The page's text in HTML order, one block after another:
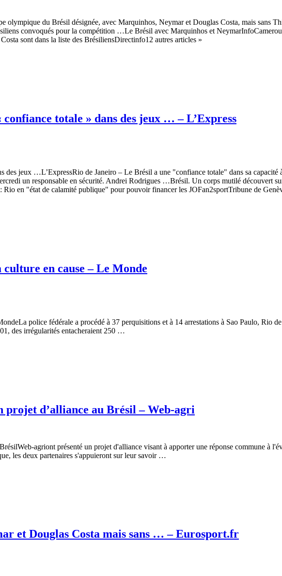
du Brésil désignée, avec Marquinhos, Neymar et Douglas Costa, mais sans
convoqués pour la compétition …Le Brésil avec Marquinhos et
sont dans la liste des BrésiliensDirectinfo12 autres articles »
totale » dans des jeux … – L’Express
jeux …L’ExpressRio de Janeiro – Le Brésil a une "confiance totale" dans sa capacité
un responsable en sécurité. Andrei Rodrigues …Brésil. Un corps mutilé découvert
Rio en "état de calamité publique" pour pouvoir financer les JOFan2sportTribune de
en cause – Le Monde
police fédérale a procédé à 37 perquisitions et à 14 arrestations à Sao Paulo, Rio
des irrégularités entacheraient 250 …
projet d’alliance au Brésil – Web-agri
agriont présenté un projet d'alliance visant à apporter une réponse commune à
les deux partenaires s'appuieront sur leur savoir …
et Douglas Costa mais sans … – Eurosport.fr